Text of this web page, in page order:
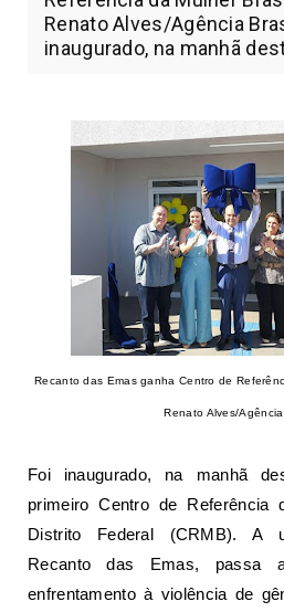
Renato Alves/Agência
inaugurado, na manhã
Recanto das Emas ganha Centro de
Renato Alves/
Foi inaugurado, na manhã
primeiro Centro de Referência
Distrito Federal (CRMB). A
Recanto das Emas, passa
enfrentamento à violência de